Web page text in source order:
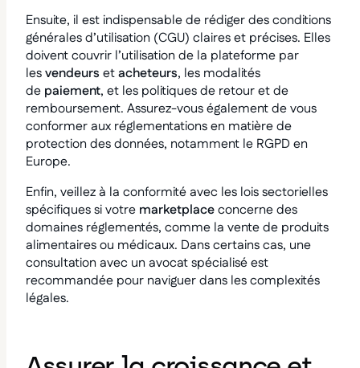
Ensuite, il est indispensable de rédiger des conditions
générales d’utilisation (CGU) claires et précises. Elles
doivent couvrir l’utilisation de la plateforme par
lesvendeurs etacheteurs, les modalités
de paiement, et les politiques de retour et de
remboursement. Assurez-vous également de vous
conformer aux réglementations en matière de
protection des données, notamment le RGPD en
Europe.
Enfin, veillez à la conformité avec les lois sectorielles
spécifiques si votre marketplaceconcerne des
domaines réglementés, comme la vente de produits
alimentaires ou médicaux. Dans certains cas, une
consultation avec un avocat spécialisé est
recommandée pour naviguer dans les complexités
légales.